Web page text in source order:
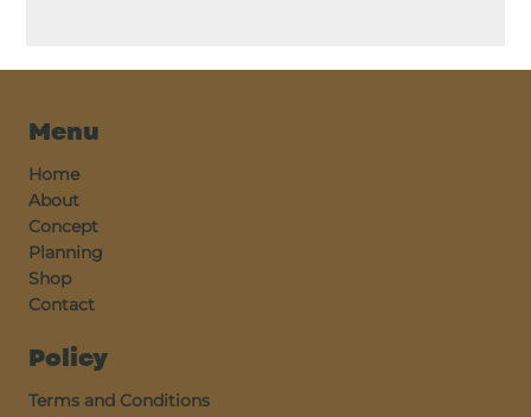
Menu
Home
About
Concept
Planning
Shop
Contact
Policy
Terms and Conditions